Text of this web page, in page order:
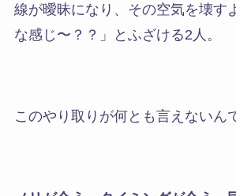
線が曖昧になり、その空気を壊す
な感じ〜？？」とふざける2人。
このやり取りが何とも言えないん